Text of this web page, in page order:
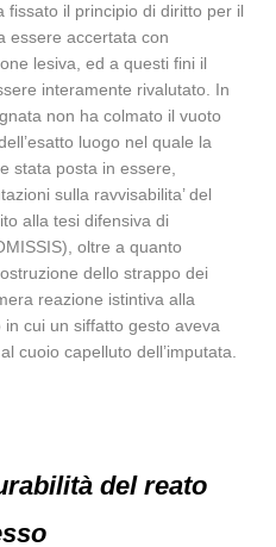
fissato il principio di diritto per il
essere accertata con
lesiva, ed a questi fini il
interamente rivalutato. In
non ha colmato il vuoto
luogo nel quale la
stata posta in essere,
sulla ravvisabilita’ del
alla tesi difensiva di
oltre a quanto
dello strappo dei
reazione istintiva alla
in cui un siffatto gesto aveva
cuoio capelluto dell’imputata.
del reato